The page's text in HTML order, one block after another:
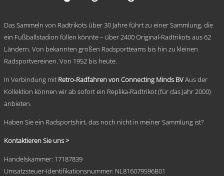
können
auf
der
Produktseite
Das Sammeln von Radtrikots über 30 Jahre führt zu einer Sammlung, die
ein Fußballstadion füllen könnte – über 2400 Original-Radtrikots aus 62
Ländern. Von bekannten großen Radsportteams bis hin zu kleinen
Radsportvereinen. Von 1952 bis heute.
In Verbindung mit Retro-Radfahren von Connecting Minds BVAus der
Kollektion können wir ab sofort ein Replika-Radtrikot (für das Jahr 2000)
anbieten.
Haben Sie ein Radsportshirt, das noch nicht in meiner Sammlung ist?
Kontaktieren Sie uns >
Handelskammer: 17187839
Umsatzsteuer-Identifikationsnummer: NL816079596B01